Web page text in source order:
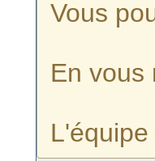
Vous
En vous